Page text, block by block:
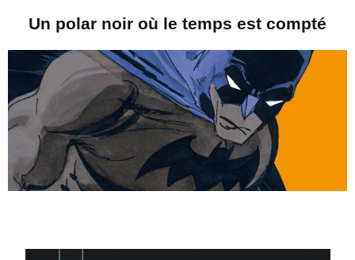
Un polar noir où le temps est compté